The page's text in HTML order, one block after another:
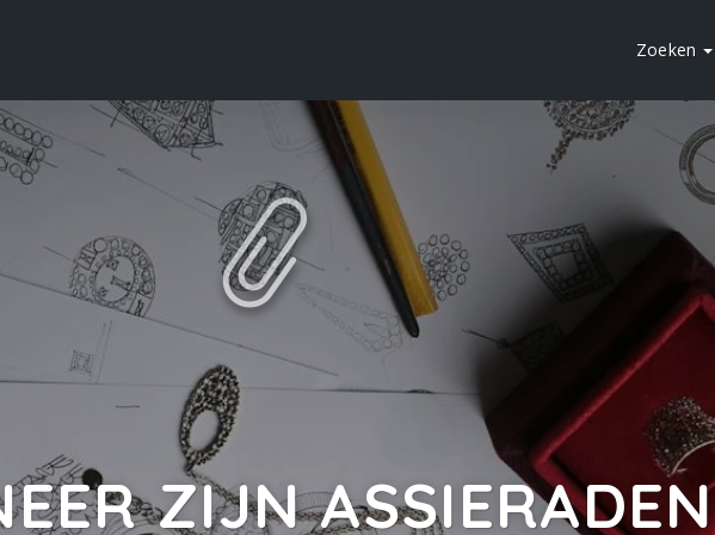
Zoeken
ZIJN ASSIERADEN